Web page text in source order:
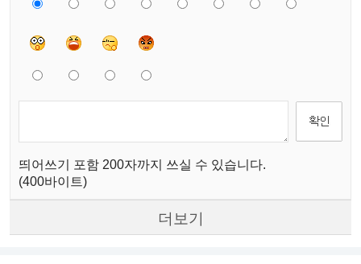
띄어쓰기 포함 200자까지 쓰실 수 있습니다.
(400바이트)
더보기